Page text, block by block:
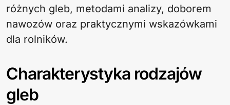
różnych gleb, metodami analizy, doborem
nawozów oraz praktycznymi wskazówkami
dla rolników.
Charakterystyka rodzajów
gleb